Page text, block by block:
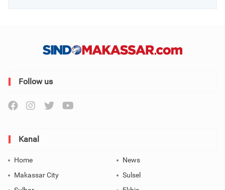
Follow us
Kanal
Home
News
Makassar City
Sulsel